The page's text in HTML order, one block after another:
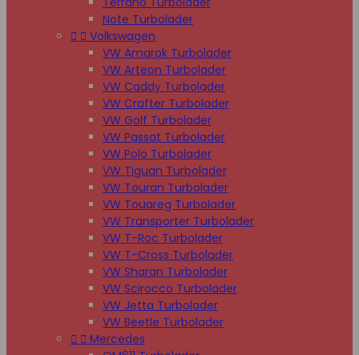
Note Turbolader
  Volkswagen
VW Amarok Turbolader
VW Arteon Turbolader
VW Caddy Turbolader
VW Crafter Turbolader
VW Golf Turbolader
VW Passat Turbolader
VW Polo Turbolader
VW Tiguan Turbolader
VW Touran Turbolader
VW Touareg Turbolader
VW Transporter Turbolader
VW T-Roc Turbolader
VW T-Cross Turbolader
VW Sharan Turbolader
VW Scirocco Turbolader
VW Jetta Turbolader
VW Beetle Turbolader
  Mercedes